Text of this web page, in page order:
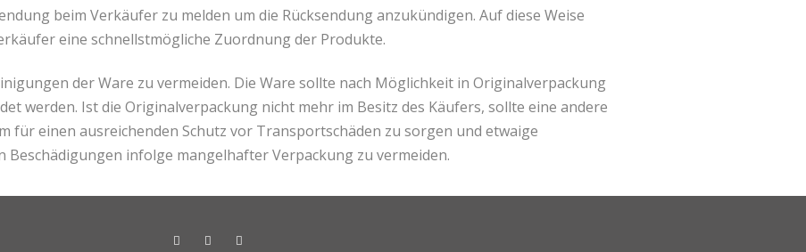
beim Verkäufer zu melden um die Rücksendung anzukündigen. Auf diese Weise
eine schnellstmögliche Zuordnung der Produkte.
der Ware zu vermeiden. Die Ware sollte nach Möglichkeit in Originalverpackung
werden. Ist die Originalverpackung nicht mehr im Besitz des Käufers, sollte eine andere
für einen ausreichenden Schutz vor Transportschäden zu sorgen und etwaige
Beschädigungen infolge mangelhafter Verpackung zu vermeiden.